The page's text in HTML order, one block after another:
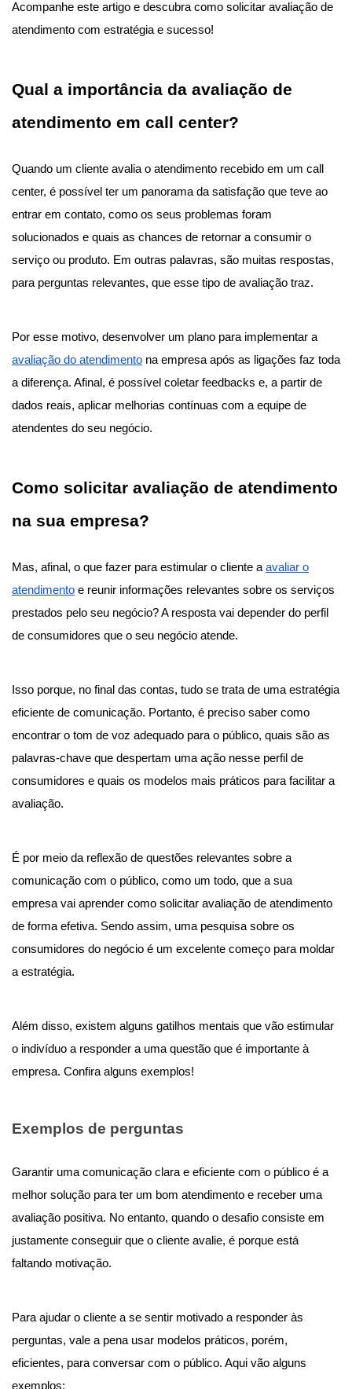
Acompanhe este artigo e descubra como solicitar avaliação de
atendimento com estratégia e sucesso!
Qual a importância da avaliação de
atendimento em call center?
Quando um cliente avalia o atendimento recebido em um call
center, é possível ter um panorama da satisfação que teve ao
entrar em contato, como os seus problemas foram
solucionados e quais as chances de retornar a consumir o
serviço ou produto. Em outras palavras, são muitas respostas,
para perguntas relevantes, que esse tipo de avaliação traz.
Por esse motivo, desenvolver um plano para implementar a
avaliação do atendimento na empresa após as ligações faz toda
a diferença. Afinal, é possível coletar feedbacks e, a partir de
dados reais, aplicar melhorias contínuas com a equipe de
atendentes do seu negócio.
Como solicitar avaliação de atendimento
na sua empresa?
Mas, afinal, o que fazer para estimular o cliente a avaliar o
atendimento e reunir informações relevantes sobre os serviços
prestados pelo seu negócio? A resposta vai depender do perfil
de consumidores que o seu negócio atende.
Isso porque, no final das contas, tudo se trata de uma estratégia
eficiente de comunicação. Portanto, é preciso saber como
encontrar o tom de voz adequado para o público, quais são as
palavras-chave que despertam uma ação nesse perfil de
consumidores e quais os modelos mais práticos para facilitar a
avaliação.
É por meio da reflexão de questões relevantes sobre a
comunicação com o público, como um todo, que a sua
empresa vai aprender como solicitar avaliação de atendimento
de forma efetiva. Sendo assim, uma pesquisa sobre os
consumidores do negócio é um excelente começo para moldar
a estratégia.
Além disso, existem alguns gatilhos mentais que vão estimular
o indivíduo a responder a uma questão que é importante à
empresa. Confira alguns exemplos!
Exemplos de perguntas
Garantir uma comunicação clara e eficiente com o público é a
melhor solução para ter um bom atendimento e receber uma
avaliação positiva. No entanto, quando o desafio consiste em
justamente conseguir que o cliente avalie, é porque está
faltando motivação.
Para ajudar o cliente a se sentir motivado a responder às
perguntas, vale a pena usar modelos práticos, porém,
eficientes, para conversar com o público. Aqui vão alguns
exemplos: